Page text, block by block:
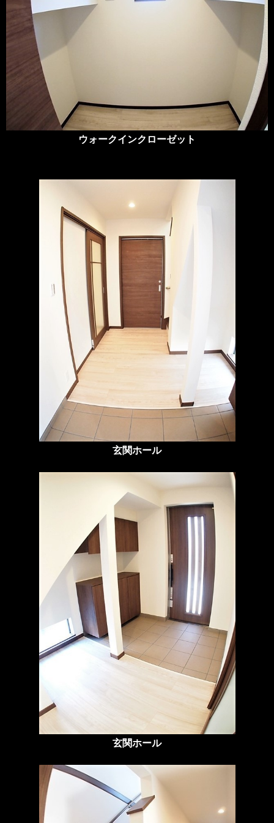
ウォークインクローゼット
玄関ホール
玄関ホール